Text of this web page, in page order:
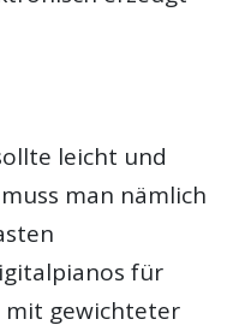
leicht und
man nämlich
für
mit gewichteter